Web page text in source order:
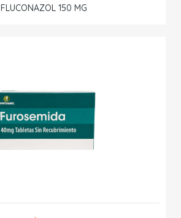
FLUCONAZOL 150 MG